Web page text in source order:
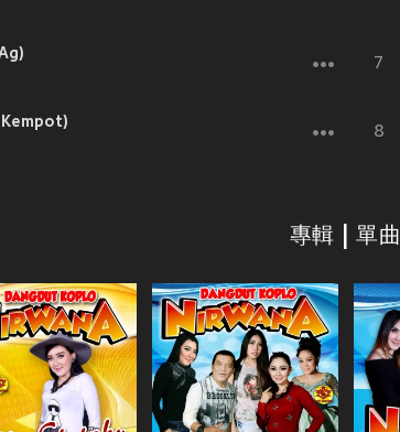
7
8
專輯 | 單曲